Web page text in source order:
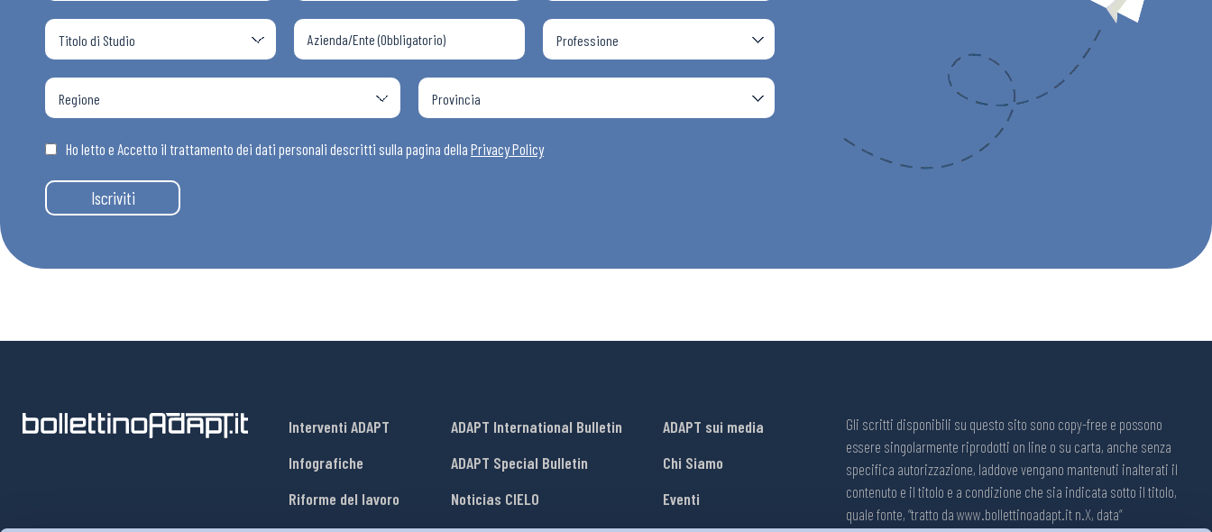
Articoli
Osservatori
Ho letto e Accetto il trattamento dei dati personali descritti sulla pagina della Privacy Policy
Iscriviti
Interventi ADAPT
Infografiche
Riforme del lavoro
ADAPT International Bulletin
ADAPT Special Bulletin
Noticias CIELO
ADAPT sui media
Chi Siamo
Eventi
Gli scritti disponibili su questo sito sono copy-free e possono
essere singolarmente riprodotti on line o su carta, anche senza
specifica autorizzazione, laddove vengano mantenuti inalterati il
contenuto e il titolo e a condizione che sia indicata sotto il titolo,
quale fonte, “tratto da www.bollettinoadapt.it n.X, data“